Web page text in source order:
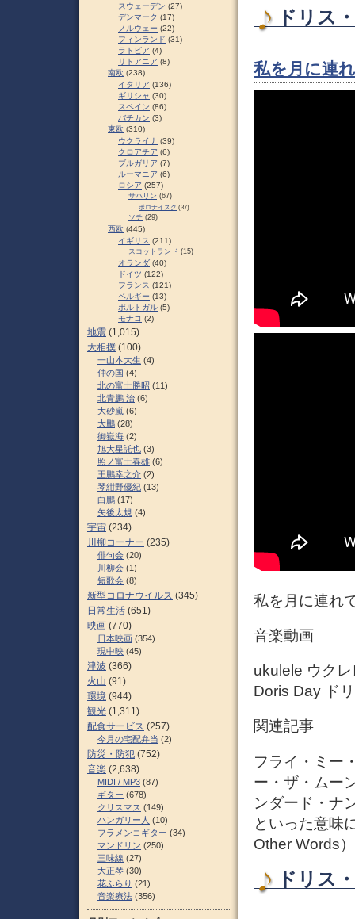
ドリス
私を月に連
私を月に連れ
音楽動画
ukulele ウクレ
Doris Day ド
関連記事
フライ・ミー
ー・ザ・ムー
ンダード・ナ
といった意味
Other Words
ドリス
スウェーデン (27)
デンマーク (17)
ノルウェー (22)
フィンランド (31)
ラトビア (4)
リトアニア (8)
南欧 (238)
イタリア (136)
ギリシャ (30)
スペイン (86)
バチカン (3)
東欧 (310)
ウクライナ (39)
クロアチア (6)
ブルガリア (7)
ルーマニア (6)
ロシア (257)
サハリン (67)
ポロナイスク (37)
ソチ (29)
西欧 (445)
イギリス (211)
スコットランド (15)
オランダ (40)
ドイツ (122)
フランス (121)
ベルギー (13)
ポルトガル (5)
モナコ (2)
地震 (1,015)
大相撲 (100)
一山本大生 (4)
仲の国 (4)
北の富士勝昭 (11)
北青鵬 治 (6)
大砂嵐 (6)
大鵬 (28)
御嶽海 (2)
旭大星託也 (3)
照ノ富士春雄 (6)
王鵬幸之介 (2)
琴紺野優紀 (13)
白鵬 (17)
矢後太規 (4)
宇宙 (234)
川柳コーナー (235)
俳句会 (20)
川柳会 (1)
短歌会 (8)
新型コロナウイルス (345)
日常生活 (651)
映画 (770)
日本映画 (354)
現中映 (45)
津波 (366)
火山 (91)
環境 (944)
観光 (1,311)
配食サービス (257)
今月の宅配弁当 (2)
防災・防犯 (752)
音楽 (2,638)
MIDI / MP3 (87)
ギター (678)
クリスマス (149)
ハンガリー人 (10)
フラメンコギター (34)
マンドリン (250)
三味線 (27)
大正琴 (30)
花ふらり (21)
音楽療法 (356)